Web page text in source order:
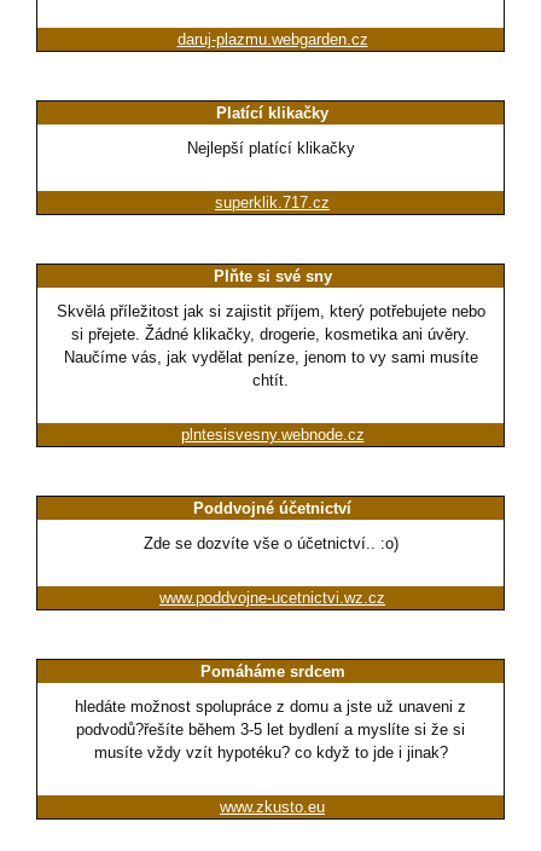
daruj-plazmu.webgarden.cz
Platící klikačky
Nejlepší platící klikačky
superklik.717.cz
Plňte si své sny
Skvělá příležitost jak si zajistit příjem, který potřebujete nebo
si přejete. Žádné klikačky, drogerie, kosmetika ani úvěry.
Naučíme vás, jak vydělat peníze, jenom to vy sami musíte
chtít.
plntesisvesny.webnode.cz
Poddvojné účetnictví
Zde se dozvíte vše o účetnictví.. :o)
www.poddvojne-ucetnictvi.wz.cz
Pomáháme srdcem
hledáte možnost spolupráce z domu a jste už unaveni z
podvodů?řešíte během 3-5 let bydlení a myslíte si že si
musíte vždy vzít hypotéku? co když to jde i jinak?
www.zkusto.eu